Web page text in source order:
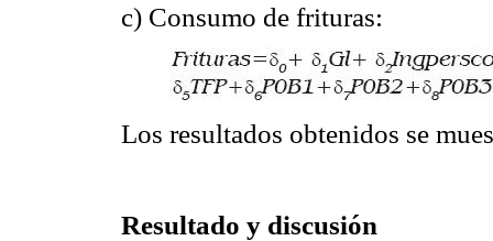
c) Consumo de frituras:
Los resultados obtenidos se
Resultado y discusión